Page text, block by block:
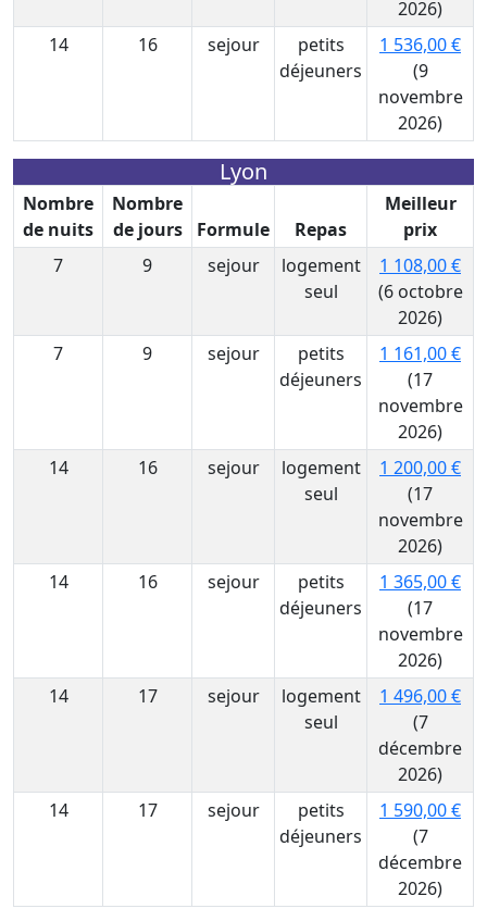
2026)
14
16 sejour
petits
déjeuners
1 536,00 €
(9
novembre
2026)
Lyon
Nombre
de nuits
Nombre
de jours
Formule Repas
Meilleur
prix
7
9 sejour
logement
seul
1 108,00 €
(6 octobre
2026)
7
9 sejour
petits
déjeuners
1 161,00 €
(17
novembre
2026)
14
16 sejour
logement
seul
1 200,00 €
(17
novembre
2026)
14
16 sejour
petits
déjeuners
1 365,00 €
(17
novembre
2026)
14
17 sejour
logement
seul
1 496,00 €
(7
décembre
2026)
14
17 sejour
petits
déjeuners
1 590,00 €
(7
décembre
2026)